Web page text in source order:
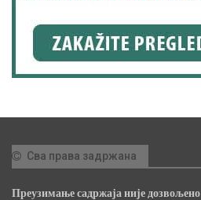
Сва права задржана
Преузимање садржаја није дозвољено